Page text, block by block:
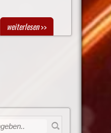
weiterlesen>>